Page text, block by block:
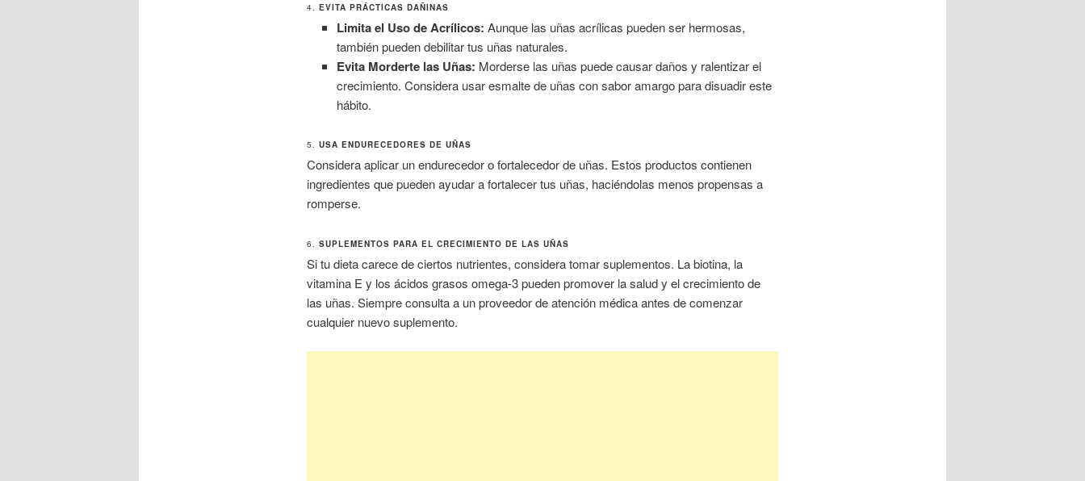
4. EVITA PRÁCTICAS DAÑINAS
Limita el Uso de Acrílicos: Aunque las uñas acrílicas pueden ser hermosas,
también pueden debilitar tus uñas naturales.
Evita Morderte las Uñas: Morderse las uñas puede causar daños y ralentizar el
crecimiento. Considera usar esmalte de uñas con sabor amargo para disuadir este
hábito.
5. USA ENDURECEDORES DE UÑAS
Considera aplicar un endurecedor o fortalecedor de uñas. Estos productos contienen
ingredientes que pueden ayudar a fortalecer tus uñas, haciéndolas menos propensas a
romperse.
6. SUPLEMENTOS PARA EL CRECIMIENTO DE LAS UÑAS
Si tu dieta carece de ciertos nutrientes, considera tomar suplementos. La biotina, la
vitamina E y los ácidos grasos omega-3 pueden promover la salud y el crecimiento de
las uñas. Siempre consulta a un proveedor de atención médica antes de comenzar
cualquier nuevo suplemento.